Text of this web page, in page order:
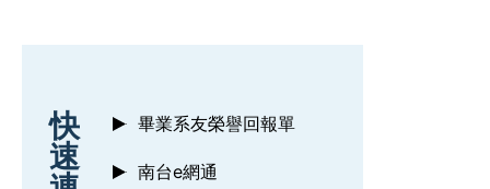
:::
快
速
畢業系友榮譽回報單
南台e網通